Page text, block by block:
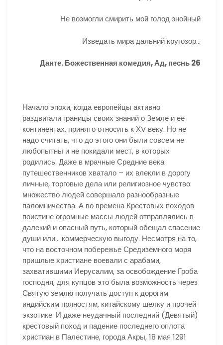
Не возмогли смирить мой голод знойный
Изведать мира дальний кругозор…
Данте. Божественная комедия, Ад, песнь 26
Начало эпохи, когда европейцы активно
раздвигали границы своих знаний о Земле и ее
континентах, принято относить к ХV веку. Но не
надо считать, что до этого они были совсем не
любопытны и не покидали мест, в которых
родились. Даже в мрачные Средние века
путешественников хватало – их влекли в дорогу
личные, торговые дела или религиозное чувство:
множество людей совершало разнообразные
паломничества. А во времена Крестовых походов
поистине огромные массы людей отправлялись в
далекий и опасный путь, который обещал спасение
души или… коммерческую выгоду. Несмотря на то,
что на восточном побережье Средиземного моря
пришлые христиане воевали с арабами,
захватившими Иерусалим, за освобождение Гроба
господня, для купцов это была возможность через
Святую землю получать доступ к дорогим
индийским пряностям, китайскому шелку и прочей
экзотике. И даже неудачный последний (Девятый)
крестовый поход и падение последнего оплота
христиан в Палестине, города Акры, 18 мая 1291